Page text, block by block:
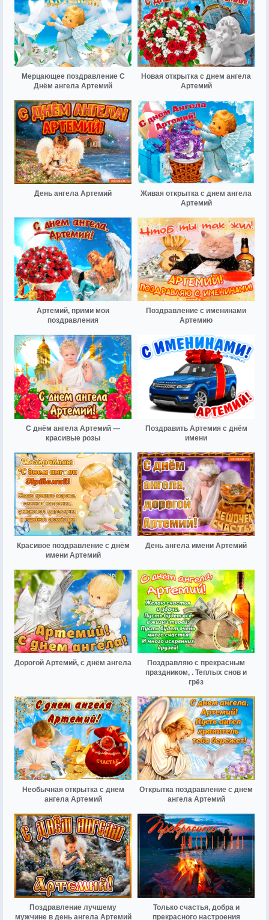
Мерцающее поздравление С
Днём ангела Артемий
Новая открытка с днем ангела
Артемий
День ангела Артемий
Живая открытка с днем ангела
Артемий
Артемий, прими мои
поздравления
Поздравление с именинами
Артемию
С днём ангела Артемий —
красивые розы
Поздравить Артемия с днём
имени
Красивое поздравление с днём
имени Артемий
День ангела имени Артемий
Дорогой Артемий, с днём ангела
Поздравляю с прекрасным
праздником, . Теплых снов и
грёз
Необычная открытка с днем
ангела Артемий
Открытка поздравление с днем
ангела Артемий
Поздравление лучшему
мужчине в день ангела Артемий
Только счастья, добра и
прекрасного настроения